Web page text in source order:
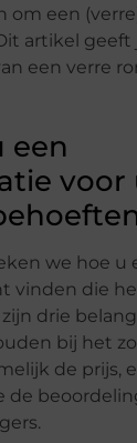
om een
artikel geeft
een verre
een
voor
we hoe u
vinden die
drie
bij het
de prijs,
de